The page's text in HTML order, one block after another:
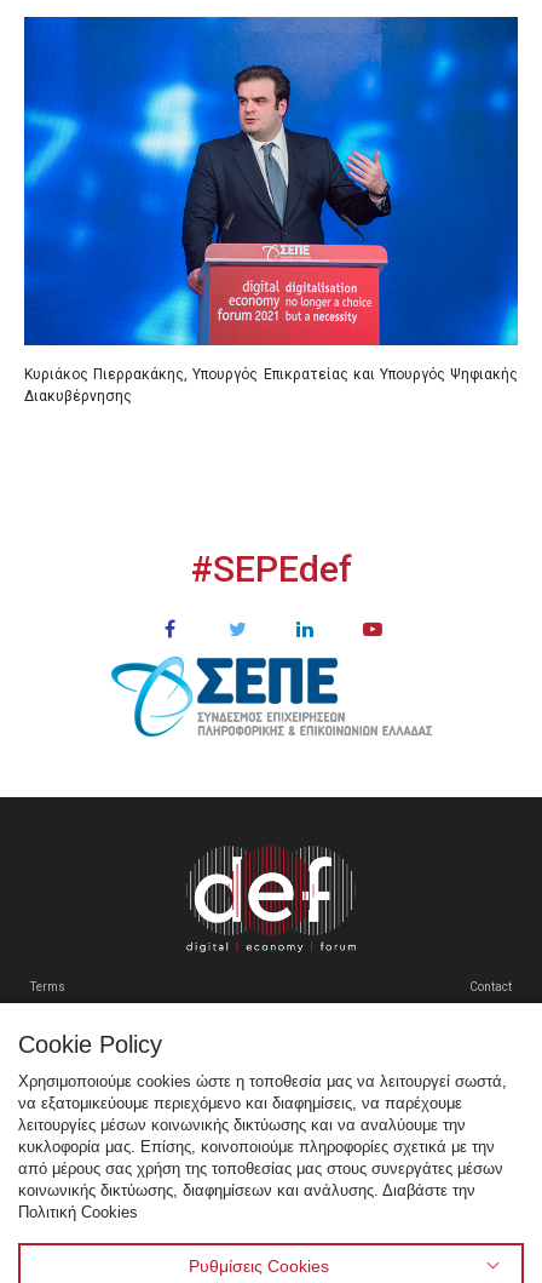
Κυριάκος Πιερρακάκης, Υπουργός Επικρατείας και Υπουργός Ψηφιακής
Διακυβέρνησης
#SEPEdef
Tweets by SEPEgr
Terms Contact
Sitemap
Χορηγοί
Multimedia
Venue
Προηγούμενα Συνέδρια
Cookie Policy
Χρησιμοποιούμε cookies ώστε η τοποθεσία μας να λειτουργεί σωστά,
να εξατομικεύουμε περιεχόμενο και διαφημίσεις, να παρέχουμε
λειτουργίες μέσων κοινωνικής δικτύωσης και να αναλύουμε την
κυκλοφορία μας. Επίσης, κοινοποιούμε πληροφορίες σχετικά με την
από μέρους σας χρήση της τοποθεσίας μας στους συνεργάτες μέσων
κοινωνικής δικτύωσης, διαφημίσεων και ανάλυσης. Διαβάστε την
Πολιτική Cookies
Ρυθμίσεις Cookies